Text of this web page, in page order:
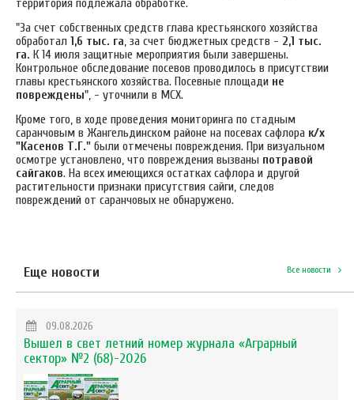
территория подлежала обработке.
"За счет собственных средств глава крестьянского хозяйства
обработал 1,6 тыс. га, за счет бюджетных средств - 2,1 тыс.
га. К 14 июля защитные мероприятия были завершены.
Контрольное обследование посевов проводилось в присутствии
главы крестьянского хозяйства. Посевные площади не
повреждены", - уточнили в МСХ.
Кроме того, в ходе проведения мониторинга по стадным
саранчовым в Жангельдинском районе на посевах сафлора к/х
"Касенов Т.Г." были отмечены повреждения. При визуальном
осмотре установлено, что повреждения вызваны потравой
сайгаков. На всех имеющихся остатках сафлора и другой
растительности признаки присутствия сайги, следов
повреждений от саранчовых не обнаружено.
Еще новости Все новости
09.08.2026
Вышел в свет летний номер журнала «Аграрный
сектор» №2 (68)-2026